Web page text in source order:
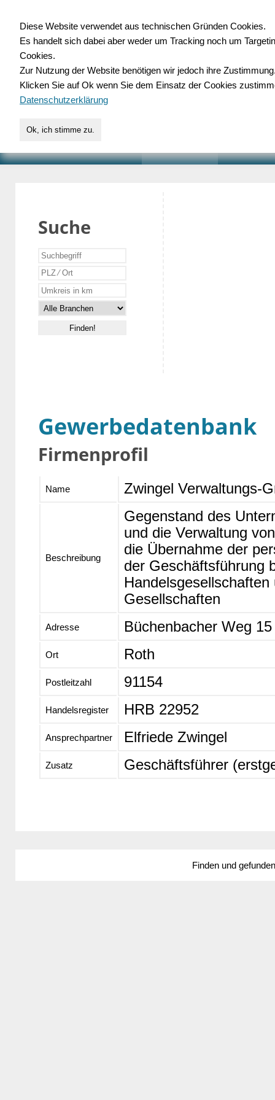
für Handwerk,
Suche
Gewerbedatenbank
Firmenprofil
Name Zwingel Verwaltungs-
Beschreibung
Gegenstand des
und die Verwaltung
die Übernahme der
der Geschäftsführung
Gesellschaften
Adresse Büchenbacher Weg 15
Ort Roth
Postleitzahl 91154
Handelsregister HRB 22952
Ansprechpartner Elfriede Zwingel
Zusatz Geschäftsführer
Finden und
Diese Website verwendet aus technischen Gründen Cookies.
Es handelt sich dabei aber weder um Tracking noch um
Cookies.
Zur Nutzung der Website benötigen wir jedoch ihre
Klicken Sie auf Ok wenn Sie dem Einsatz der Cookies
Datenschutzerklärung
Ok, ich stimme zu.